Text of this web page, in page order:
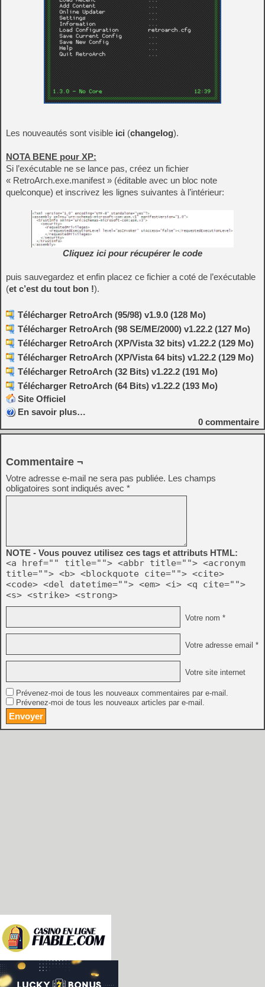
Les nouveautés sont visible ici (changelog).
NOTA BENE pour XP:
Si l’exécutable ne se lance pas, créez un fichier
« RetroArch.exe.manifest » (éditable avec un bloc note
quelconque) et inscrivez les lignes suivantes à l’intérieur:
Cliquez ici pour récupérer le code
puis sauvegardez et enfin placez ce fichier a coté de l’exécutable
(et c’est du tout bon !).
Télécharger RetroArch (95/98) v1.9.0 (128 Mo)
Télécharger RetroArch (98 SE/ME/2000) v1.22.2 (127 Mo)
Télécharger RetroArch (XP/Vista 32 bits) v1.22.2 (129 Mo)
Télécharger RetroArch (XP/Vista 64 bits) v1.22.2 (129 Mo)
Télécharger RetroArch (32 Bits) v1.22.2 (191 Mo)
Télécharger RetroArch (64 Bits) v1.22.2 (193 Mo)
Site Officiel
En savoir plus…
0 commentaire
Commentaire ¬
Votre adresse e-mail ne sera pas publiée. Les champs
obligatoires sont indiqués avec *
NOTE - Vous pouvez utilisez ces tags et attributs HTML:
<a href="" title=""> <abbr title=""> <acronym
title=""> <b> <blockquote cite=""> <cite>
<code> <del datetime=""> <em> <i> <q cite="">
<s> <strike> <strong>
Votre nom *
Votre adresse email *
Votre site internet
Prévenez-moi de tous les nouveaux commentaires par e-mail.
Prévenez-moi de tous les nouveaux articles par e-mail.